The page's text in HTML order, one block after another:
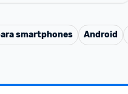
smartphones Android